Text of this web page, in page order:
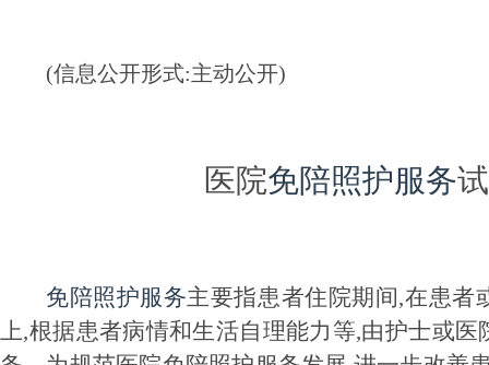
(信息公开形式:主动公开)
医院免陪照护服务
免陪照护服务主要指患者住院期间,在患者
上,根据患者病情和生活自理能力等,由护士或